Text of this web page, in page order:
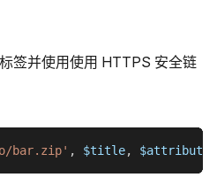
签并使用使用 HTTPS 安全链
bar.zip' , $title, $attributes